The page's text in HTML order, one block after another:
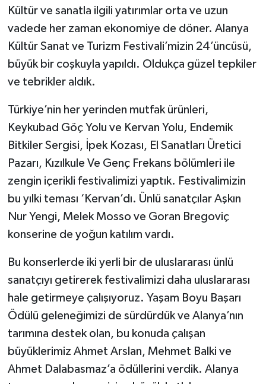
Kültür ve sanatla ilgili yatırımlar orta ve uzun
vadede her zaman ekonomiye de döner. Alanya
Kültür Sanat ve Turizm Festivali’mizin 24’üncüsü,
büyük bir coşkuyla yapıldı. Oldukça güzel tepkiler
ve tebrikler aldık.
Türkiye’nin her yerinden mutfak ürünleri,
Keykubad Göç Yolu ve Kervan Yolu, Endemik
Bitkiler Sergisi, İpek Kozası, El Sanatları Üretici
Pazarı, Kızılkule Ve Genç Frekans bölümleri ile
zengin içerikli festivalimizi yaptık. Festivalimizin
bu yılki teması ‘Kervan’dı. Ünlü sanatçılar Aşkın
Nur Yengi, Melek Mosso ve Goran Bregoviç
konserine de yoğun katılım vardı.
Bu konserlerde iki yerli bir de uluslararası ünlü
sanatçıyı getirerek festivalimizi daha uluslararası
hale getirmeye çalışıyoruz. Yaşam Boyu Başarı
Ödülü geleneğimizi de sürdürdük ve Alanya’nın
tarımına destek olan, bu konuda çalışan
büyüklerimiz Ahmet Arslan, Mehmet Balki ve
Ahmet Dalabasmaz’a ödüllerini verdik. Alanya